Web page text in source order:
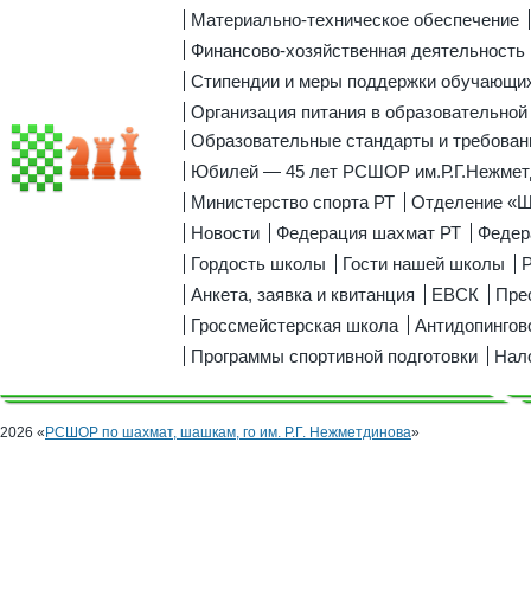
Материально-техническое обеспечение
Финансово-хозяйственная деятельность
Стипендии и меры поддержки
Организация питания в образовательной
Образовательные стандарты и
Юбилей — 45 лет РСШОР
Министерство спорта РТ
Отделение
Новости
Федерация шахмат РТ
Гордость школы
Гости нашей школы
Анкета, заявка и квитанция
ЕВСК
Гроссмейстерская школа
Программы спортивной подготовки
2026 «РСШОР по шахмат, шашкам, го им. Р.Г. Нежметдинова»